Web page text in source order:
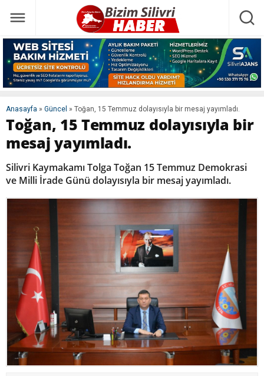
Anasayfa » Güncel » Toğan, 15 Temmuz dolayısıyla bir mesaj yayımladı.
Toğan, 15 Temmuz dolayısıyla bir
mesaj yayımladı.
Silivri Kaymakamı Tolga Toğan 15 Temmuz Demokrasi
ve Milli İrade Günü dolayısıyla bir mesaj yayımladı.